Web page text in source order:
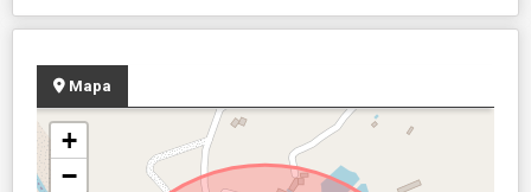
Mapa
+
−